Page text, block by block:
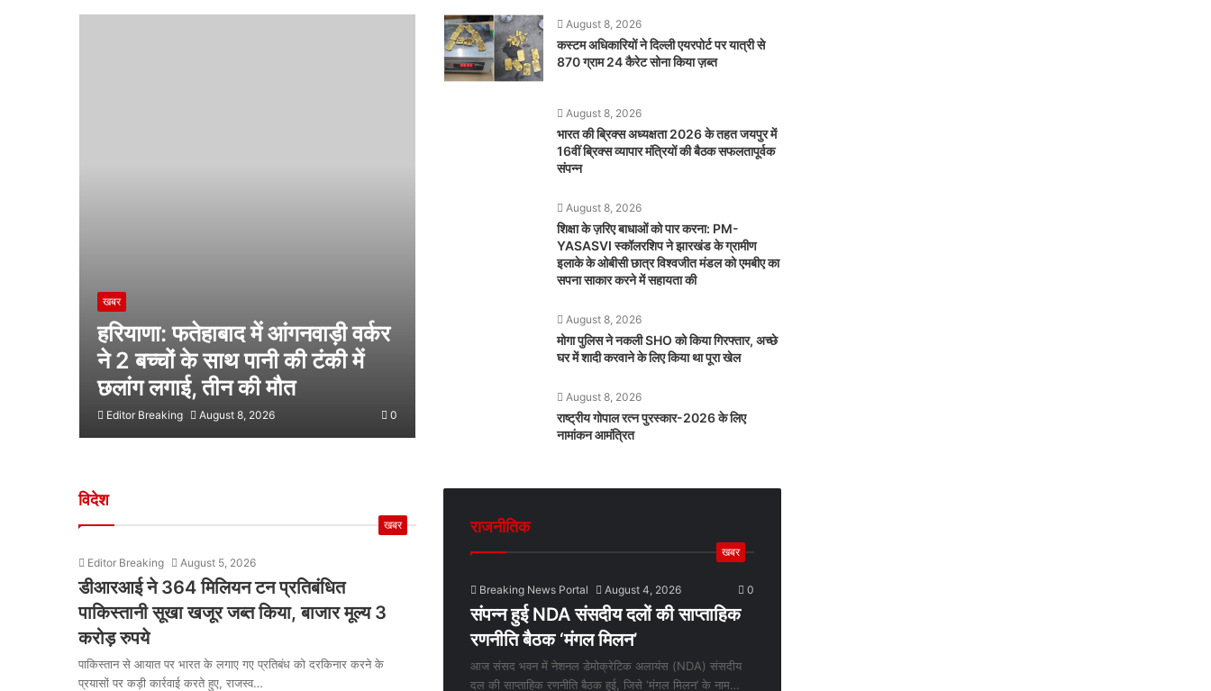
खबर
हरियाणा: फतेहाबाद में आंगनवाड़ी वर्कर
ने 2 बच्चों के साथ पानी की टंकी में
छलांग लगाई, तीन की मौत
Editor Breaking August 8, 2026 0
August 8, 2026
कस्टम अधिकारियों ने दिल्ली एयरपोर्ट पर यात्री से
870 ग्राम 24 कैरेट सोना किया ज़ब्त
August 8, 2026
भारत की ब्रिक्‍स अध्यक्षता 2026 के तहत जयपुर में
16वीं ब्रिक्‍स व्यापार मंत्रियों की बैठक सफलतापूर्वक
संपन्न
August 8, 2026
शिक्षा के ज़रिए बाधाओं को पार करना: PM-
YASASVI स्कॉलरशिप ने झारखंड के ग्रामीण
इलाके के ओबीसी छात्र विश्वजीत मंडल को एमबीए का
सपना साकार करने में सहायता की
August 8, 2026
मोगा पुलिस ने नकली SHO को किया गिरफ्तार, अच्छे
घर में शादी करवाने के लिए किया था पूरा खेल
August 8, 2026
राष्ट्रीय गोपाल रत्न पुरस्कार-2026 के लिए
नामांकन आमंत्रित
विदेश
खबर
Editor Breaking August 5, 2026
डीआरआई ने 364 मिलियन टन प्रतिबंधित
पाकिस्तानी सूखा खजूर जब्त किया, बाजार मूल्य 3
करोड़ रुपये
पाकिस्तान से आयात पर भारत के लगाए गए प्रतिबंध को दरकिनार करने के
प्रयासों पर कड़ी कार्रवाई करते हुए, राजस्व…
राजनीतिक
खबर
Breaking News Portal August 4, 2026 0
संपन्न हुई NDA संसदीय दलों की साप्ताहिक
रणनीति बैठक ‘मंगल मिलन’
आज संसद भवन में नेशनल डेमोक्रेटिक अलायंस (NDA) संसदीय
दल की साप्ताहिक रणनीति बैठक हुई, जिसे ‘मंगल मिलन’ के नाम…